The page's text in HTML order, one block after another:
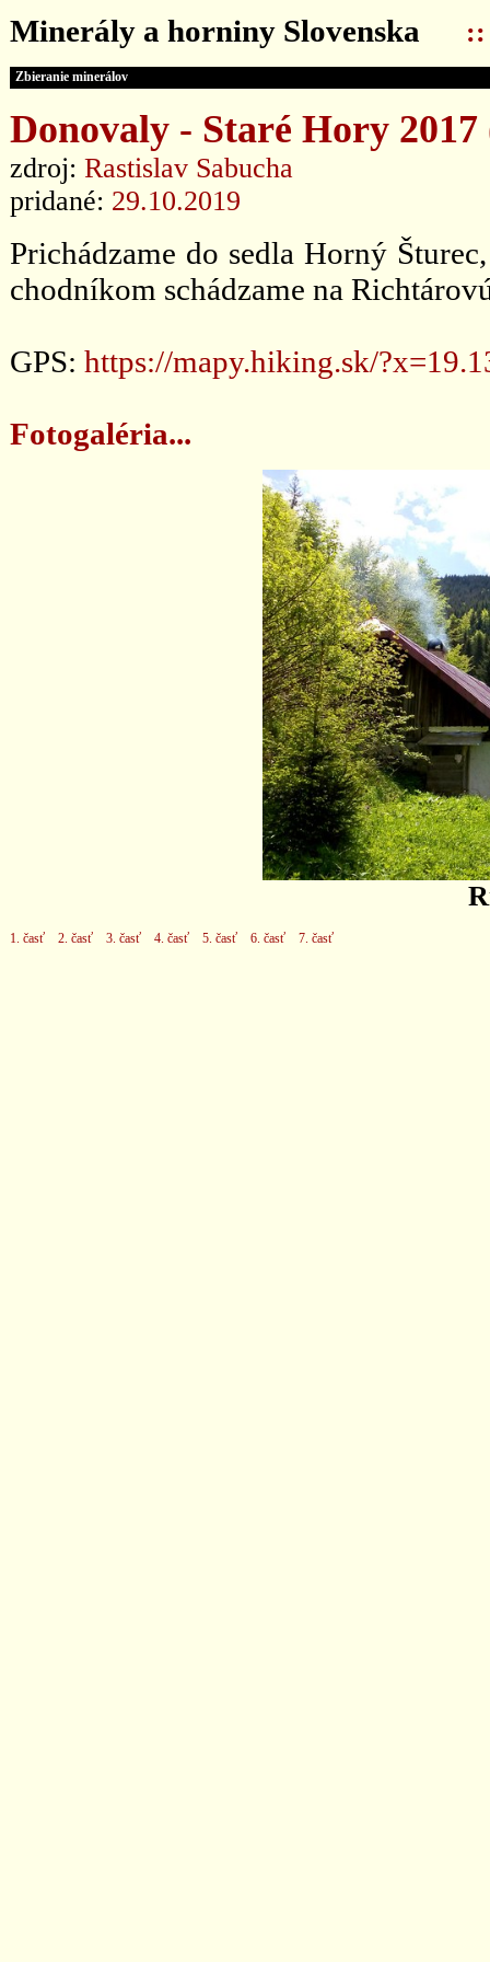
Minerály a horniny Slovenska ::
Zbieranie minerálov
Donovaly - Staré Hory
zdroj: Rastislav Sabucha
pridané: 29.10.2019
Prichádzame do sedla Horný
chodníkom schádzame na
GPS: https://mapy.hiking.sk/
Fotogaléria...
1. časť 2. časť 3. časť 4. časť 5. časť 6. časť 7. časť